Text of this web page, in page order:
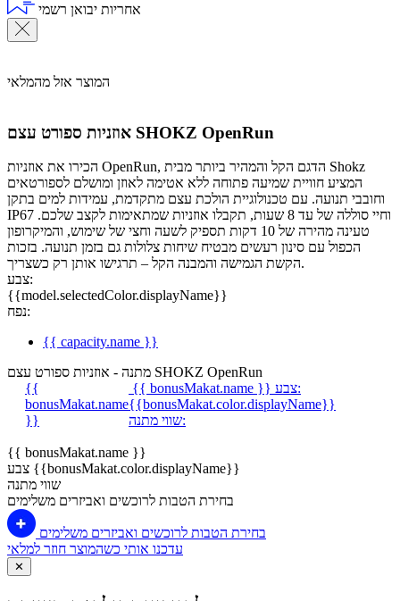
אחריות יבואן רשמי
המוצר אזל מהמלאי
אוזניות ספורט עצם SHOKZ OpenRun
הכירו את אוזניות OpenRun, הדגם הקל והמהיר ביותר מבית Shokz
המציע חוויית שמיעה פתוחה ללא אטימה לאוזן ומושלם לספורטאים
וחובבי תנועה. עם טכנולוגיית הולכת עצם מתקדמת, עמידות למים בתקן
IP67 וחיי סוללה של עד 8 שעות, תקבלו אוזניות שמתאימות לקצב שלכם.
טעינה מהירה של 10 דקות תספיק לשעה וחצי של שימוש, והמיקרופון
הכפול עם סינון רעשים מבטיח שיחות צלולות גם בזמן תנועה. בזכות
הקשת הגמישה והמבנה הקל – תרגישו אותן רק כשצריך.
צבע:
{{model.selectedColor.displayName}}
נפח:
{{ capacity.name }}
מתנה - אוזניות ספורט עצם SHOKZ OpenRun
{{
bonusMakat.name
}}
{{ bonusMakat.name }}
צבע:
{{bonusMakat.color.displayName}}
שווי מתנה:
{{ bonusMakat.name }}
צבע {{bonusMakat.color.displayName}}
שווי מתנה
בחירת הטבות לרוכשים ואביזרים משלימים
בחירת הטבות לרוכשים ואביזרים משלימים
עדכנו אותי כשהמוצר חוזר למלאי
✕